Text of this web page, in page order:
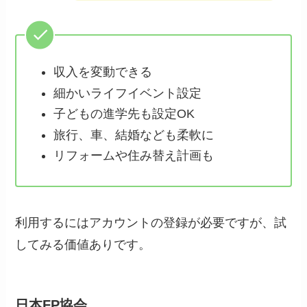
収入を変動できる
細かいライフイベント設定
子どもの進学先も設定OK
旅行、車、結婚なども柔軟に
リフォームや住み替え計画も
利用するにはアカウントの登録が必要ですが、試
してみる価値ありです。